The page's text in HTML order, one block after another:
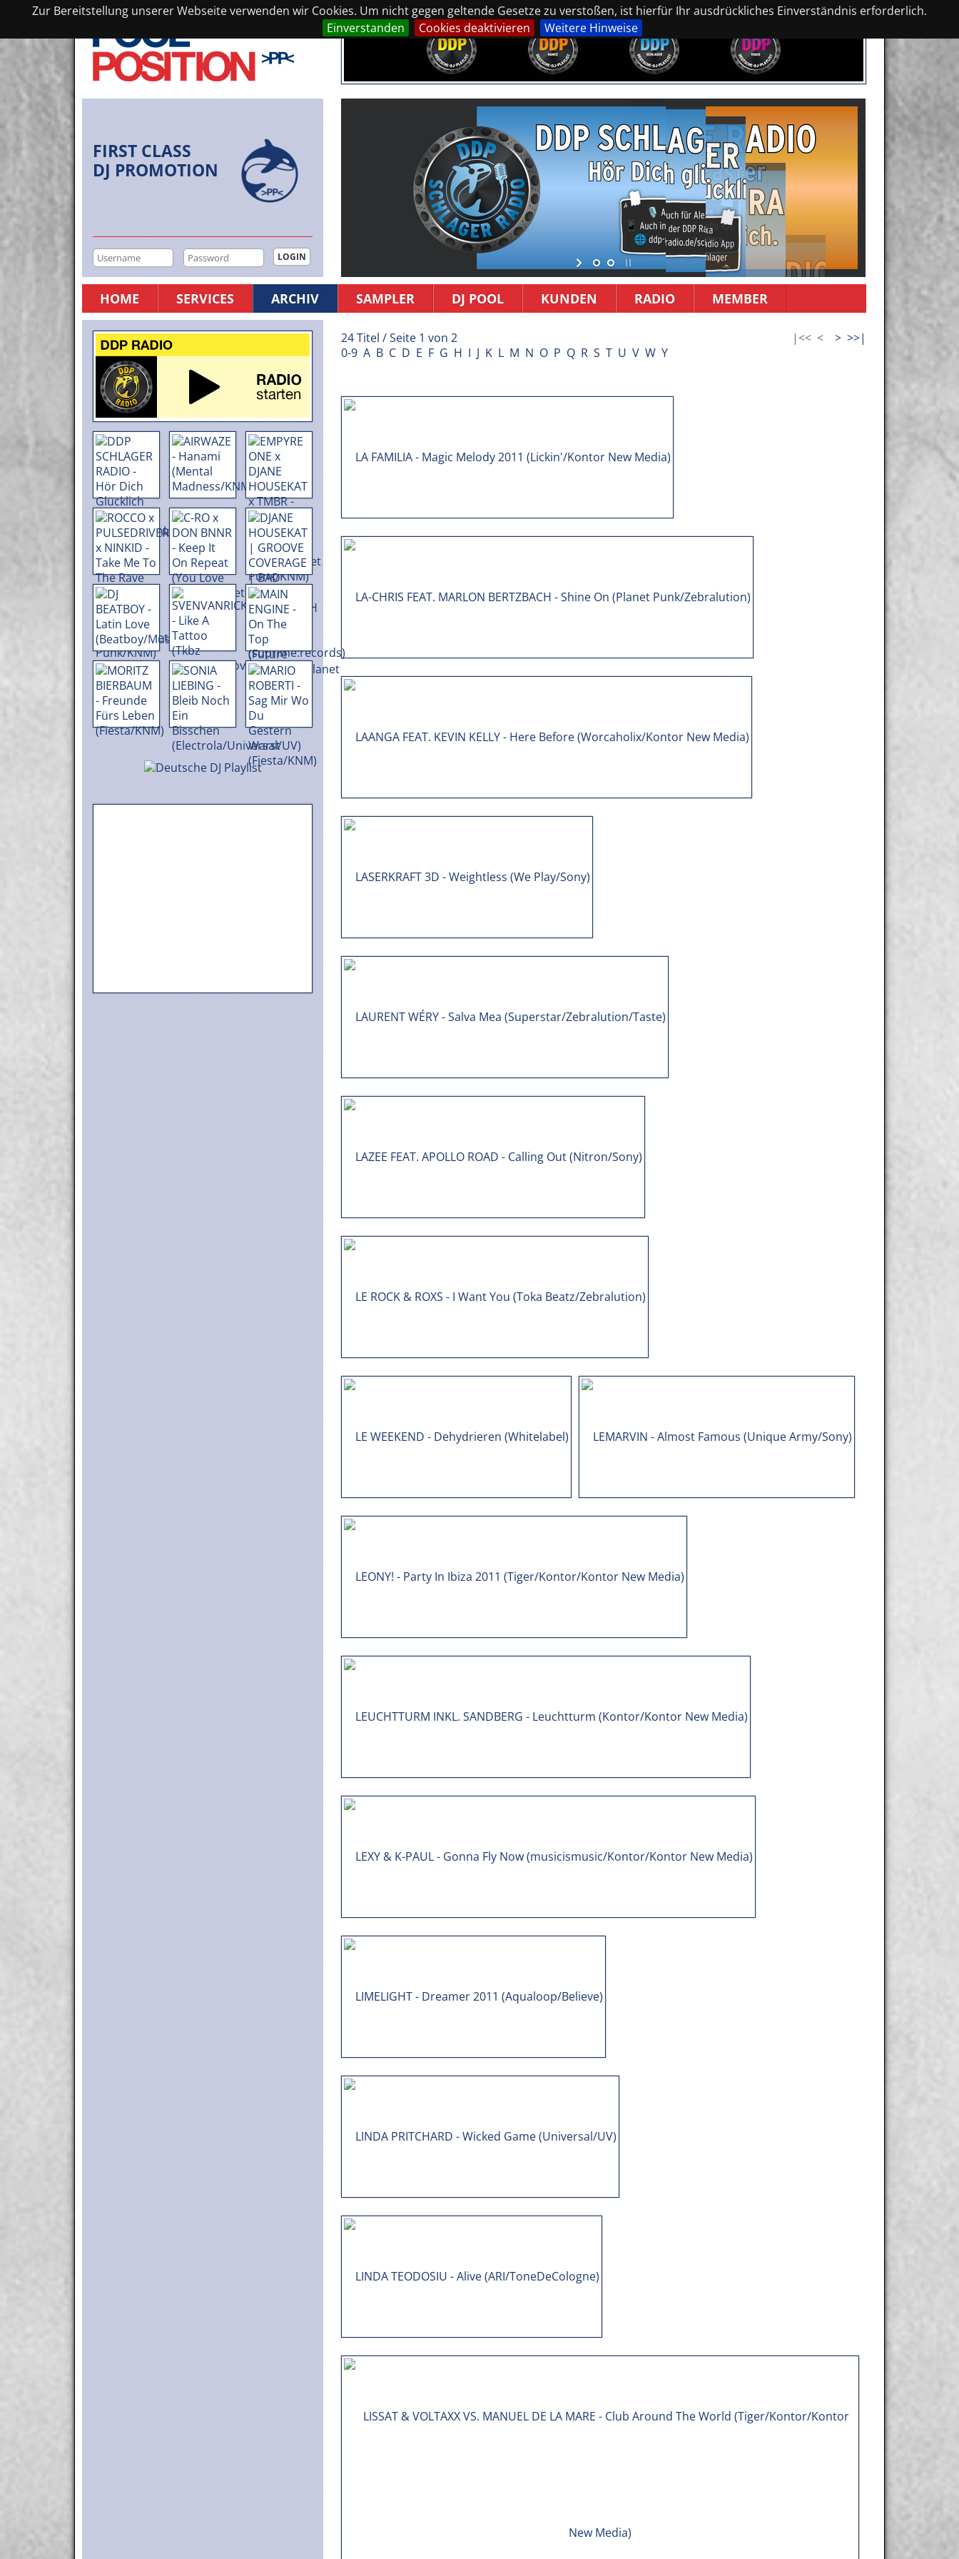
Zur Bereitstellung unserer Webseite verwenden wir Cookies. Um nicht gegen geltende Gesetze zu verstoßen, ist hierfür Ihr ausdrückliches Einverständnis erforderlich.
Einverstanden
Cookies deaktivieren Weitere Hinweise
FIRST CLASS
DJ PROMOTION
HOME SERVICES ARCHIV SAMPLER DJ POOL KUNDEN RADIO MEMBER
24 Titel / Seite 1 von 2 |<< < > >>|
0-9 A B C D E F G H I J K L M N O P Q R S T U V W Y